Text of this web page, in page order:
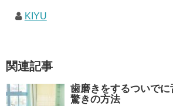
KIYU
関連記事
歯磨きをするついで
驚きの方法